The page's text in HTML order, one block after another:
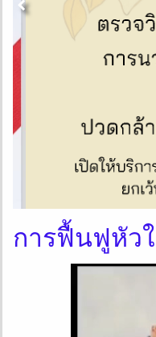
การฟื้นฟูหัว